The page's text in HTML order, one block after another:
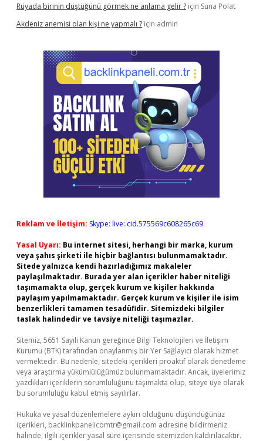
Rüyada birinin düştüğünü görmek ne anlama gelir ? için Suna Polat
Akdeniz anemisi olan kişi ne yapmalı ? için admin
Reklam ve İletişim: Skype: live:.cid.575569c608265c69
Yasal Uyarı: Bu internet sitesi, herhangi bir marka, kurum
veya şahıs şirketi ile hiçbir bağlantısı bulunmamaktadır.
Sitede yalnızca kendi hazırladığımız makaleler
paylaşılmaktadır. Burada yer alan içerikler haber niteliği
taşımamakta olup, gerçek kurum ve kişiler hakkında
paylaşım yapılmamaktadır. Gerçek kurum ve kişiler ile isim
benzerlikleri tamamen tesadüfidir. Sitemizdeki bilgiler
taslak halindedir ve tavsiye niteliği taşımazlar.
Sitemiz, 5651 Sayılı Kanun gereğince Bilgi Teknolojileri ve İletişim
Kurumu (BTK) tarafından onaylanmış bir Yer Sağlayıcı olarak hizmet
vermektedir. Bu nedenle, sitedeki içerikleri proaktif olarak denetleme
veya araştırma yükümlülüğümüz bulunmamaktadır. Ancak, üyelerimiz
yazdıkları içeriklerin sorumluluğunu taşımakta olup, siteye üye olarak
bu sorumluluğu kabul etmiş sayılırlar.
Hukuka ve yasal düzenlemelere aykırı olduğunu düşündüğünüz
içerikleri, backlinkpanelicomtr@gmail.com adresine bildirmeniz
halinde, ilgili içerikler yasal süre içerisinde sitemizden kaldırılacaktır.